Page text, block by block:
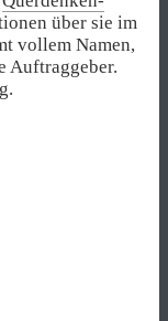
über sie im
vollem Namen,
Auftraggeber.